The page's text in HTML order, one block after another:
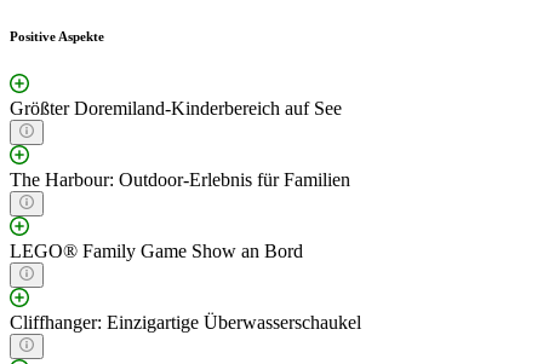
Positive Aspekte
Größter Doremiland-Kinderbereich auf See
The Harbour: Outdoor-Erlebnis für Familien
LEGO® Family Game Show an Bord
Cliffhanger: Einzigartige Überwasserschaukel